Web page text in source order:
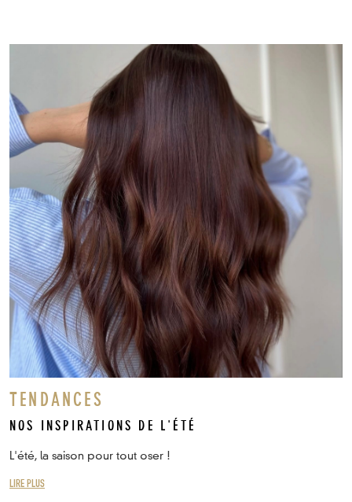
TENDANCES
NOS INSPIRATIONS DE L'ÉTÉ
L'été, la saison pour tout oser !
LIRE PLUS